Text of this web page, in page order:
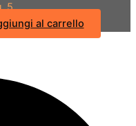
5
al carrello